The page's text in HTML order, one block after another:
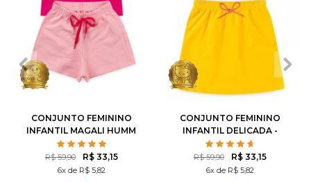
1 6
CONJUNTO FEMININO
INFANTIL MAGALI HUMM
AMO MELANCIA- TURMA
DA MÔNICA
R$ 59,90 R$ 33,15
6x de R$ 5,82
1 6
CONJUNTO FEMININO
INFANTIL DELICADA -
HELLO KITTY
R$ 59,90 R$ 33,15
6x de R$ 5,82